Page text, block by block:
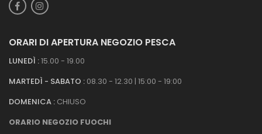
ORARI DI APERTURA NEGOZIO PESCA
LUNEDÌ :15.00 - 19.00
MARTEDÌ - SABATO : 08.30 - 12.30 | 15:00 - 19:00
DOMENICA : CHIUSO
ORARIO NEGOZIO FUOCHI